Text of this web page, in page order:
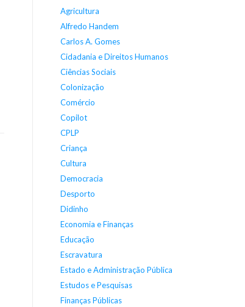
Agricultura
Alfredo Handem
Carlos A. Gomes
Cidadania e Direitos Humanos
Ciências Sociais
Colonização
Comércio
Copilot
CPLP
Criança
Cultura
Democracia
Desporto
Didinho
Economia e Finanças
Educação
Escravatura
Estado e Administração Pública
Estudos e Pesquisas
Finanças Públicas